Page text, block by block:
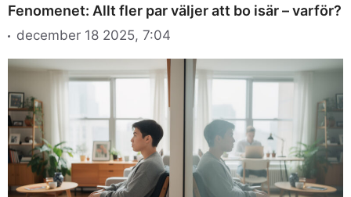
Fenomenet: Allt fler par väljer att bo isär – varför?
december 18 2025, 7:04